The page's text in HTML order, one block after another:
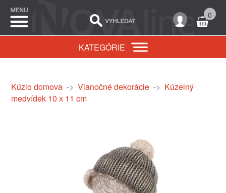
0
KATEGÓRIE
Kúzlo domova-> Vianočné dekorácie-> Kúzelný
medvídek 10 x 11 cm